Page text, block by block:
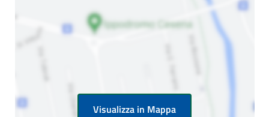
Visualizza in Mappa